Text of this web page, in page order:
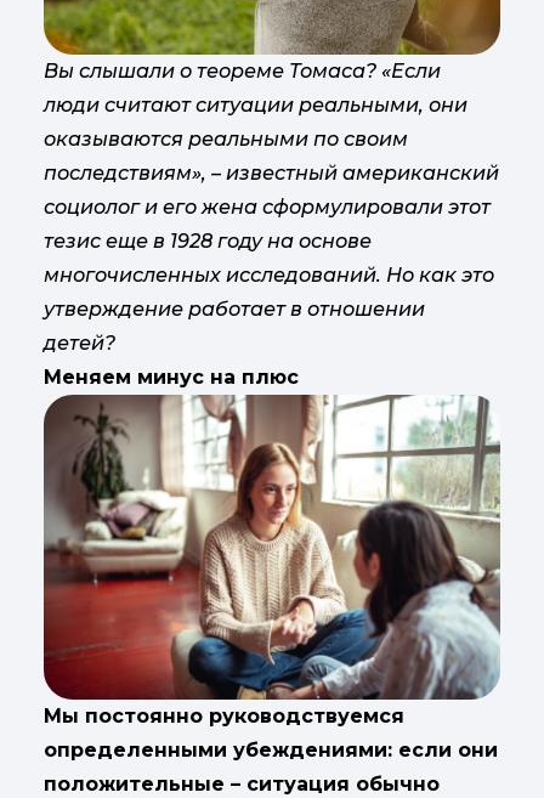
Вы слышали о теореме Томаса? «Если
люди считают ситуации реальными, они
оказываются реальными по своим
последствиям», – известный американский
социолог и его жена сформулировали этот
тезис еще в 1928 году на основе
многочисленных исследований. Но как это
утверждение работает в отношении
детей?
Меняем минус на плюс
Мы постоянно руководствуемся
определенными убеждениями: если они
положительные – ситуация обычно